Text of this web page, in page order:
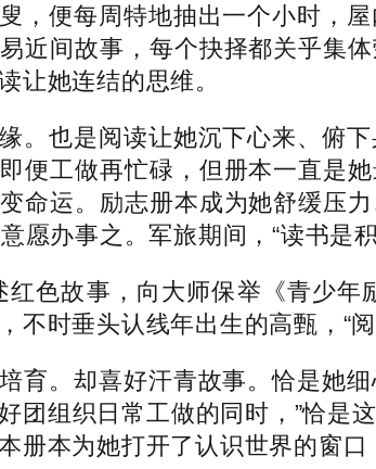
便每周特地抽出一个小时，屋
近间故事，每个抉择都关乎集
让她连结的思维。
也是阅读让她沉下心来、俯下
便工做再忙碌，但册本一直是
命运。励志册本成为她舒缓压
愿办事之。军旅期间，“读书是
故事，向大师保举《青少年
不时垂头认线年出生的高甄，“
。却喜好汗青故事。恰是她细
团组织日常工做的同时，”恰
册本为她打开了认识世界的窗口